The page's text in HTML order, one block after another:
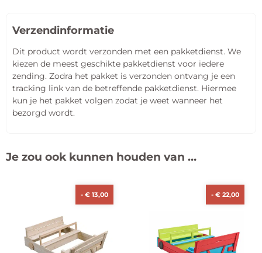
Verzendinformatie
Dit product wordt verzonden met een pakketdienst. We
kiezen de meest geschikte pakketdienst voor iedere
zending. Zodra het pakket is verzonden ontvang je een
tracking link van de betreffende pakketdienst. Hiermee
kun je het pakket volgen zodat je weet wanneer het
bezorgd wordt.
Je zou ook kunnen houden van …
-€ 13,00 -€ 22,00